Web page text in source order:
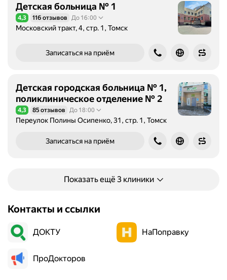
Детская больница № 1
Рейтинг 4,3 из 5
4,3 116 отзывов До 16:00
Московский тракт, 4, стр. 1, Томск
Записаться на приём
Детская городская больница № 1,
поликлиническое отделение № 2
Рейтинг 4,3 из 5
4,3 85 отзывов До 18:00
Переулок Полины Осипенко, 31, стр. 1, Томск
Записаться на приём
Показать ещё 3 клиники
Контакты и ссылки
ДОКТУ НаПоправку
ПроДокторов